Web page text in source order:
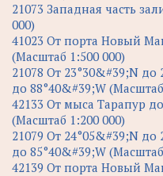
21073 Западная часть
000)
41023 От порта Новый
(Масштаб 1:500 000)
21078 От 23°30&#39;N до
до 88°40&#39;W
42133 От мыса Тарапур
(Масштаб 1:200 000)
21079 От 24°05&#39;N до
до 85°40&#39;W
42139 От порта Новый